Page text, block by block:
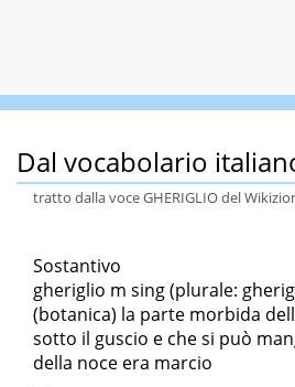
Dal vocabolario
tratto dalla voce GHERIGLIO del
Sostantivo
gheriglio m sing (plurale:
(botanica) la parte morbida
sotto il guscio e che si può
della noce era marcio